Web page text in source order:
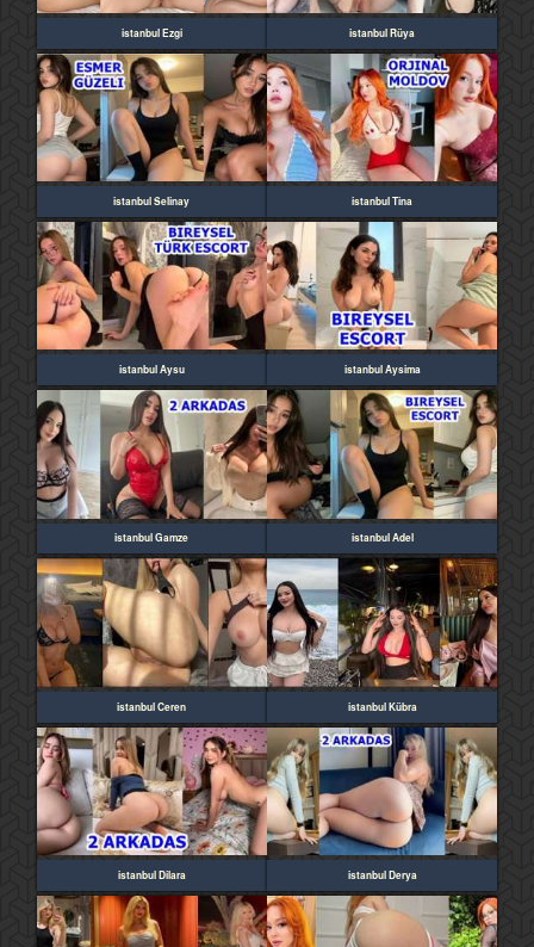
istanbul Ezgi istanbul Rüya
istanbul Selinay istanbul Tina
istanbul Aysu istanbul Aysima
istanbul Gamze istanbul Adel
istanbul Ceren istanbul Kübra
istanbul Dilara istanbul Derya